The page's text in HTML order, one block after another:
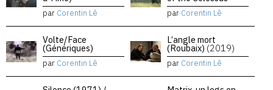
par Corentin Lê par Corentin Lê
Volte/Face
(Génériques)
par Corentin Lê
L’angle mort
(Roubaix) (2019)
par Corentin Lê